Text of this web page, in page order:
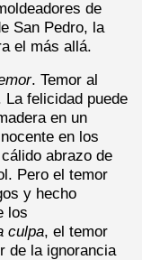
de
San Pedro, la
el más allá.
. Temor al
felicidad puede
en un
en los
abrazo de
Pero el temor
y hecho
los
culpa, el temor
de la ignorancia